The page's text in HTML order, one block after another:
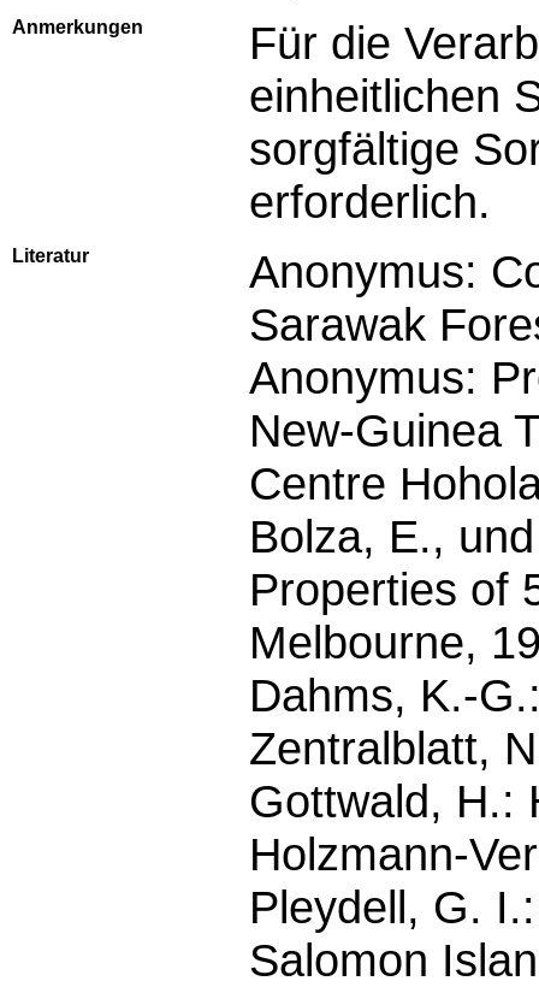
Anmerkungen
Für die
einheitlichen
sorgfältige
erforderlich.
Literatur
Anonymus:
Sarawak
Anonymus:
New-Guinea
Centre
Bolza, E.,
Properties of
Melbourne,
Dahms, K.-
Zentralblatt,
Gottwald, H.:
Holzmann-
Pleydell, G.
Salomon